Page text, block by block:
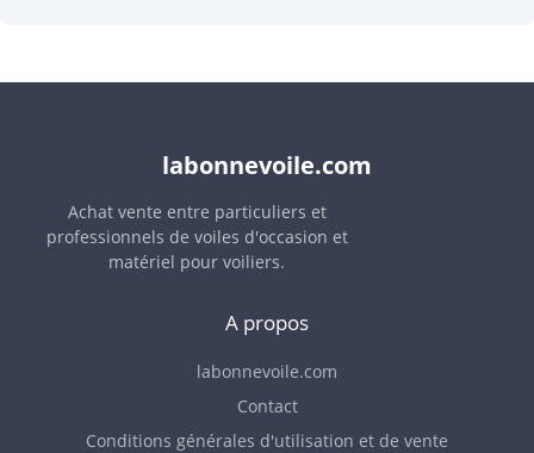
labonnevoile.com
Achat vente entre particuliers et
professionnels de voiles d'occasion et
matériel pour voiliers.
A propos
labonnevoile.com
Contact
Conditions générales d'utilisation et de vente